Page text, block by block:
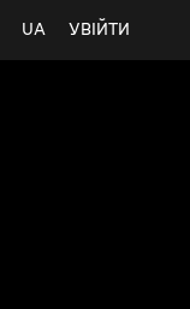
УВІЙТИ
UA